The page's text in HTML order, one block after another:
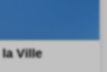
Ville